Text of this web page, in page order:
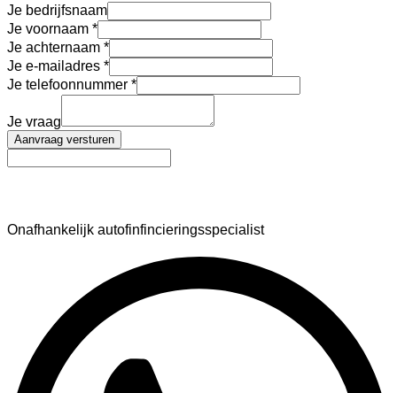
Je bedrijfsnaam
Je voornaam
Je achternaam
Je e-mailadres
Je telefoonnummer
Je vraag
Aanvraag versturen
Onafhankelijk autofinfincieringsspecialist